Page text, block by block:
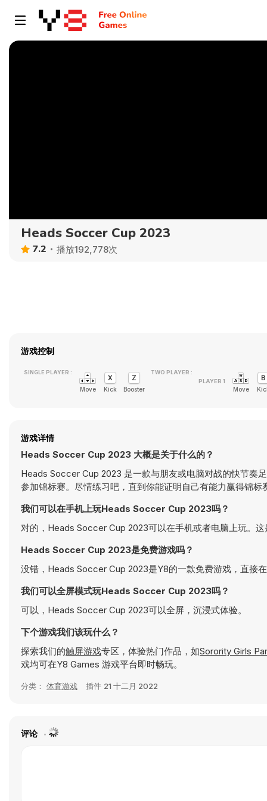
Heads Soccer Cup 2023
7.2 播放192,778次
游戏控制
SINGLE PLAYER :
Move Kick Booster
TWO PLAYER :
Move
游戏详情
Heads Soccer Cup 2023 大概是关于什么的？
Heads Soccer Cup 2023 是一款与朋友或电脑对战的快节奏
参加锦标赛。尽情练习吧，直到你能证明自己有能力赢得锦标
我们可以在手机上玩Heads Soccer Cup 2023吗？
对的，Heads Soccer Cup 2023可以在手机或者电脑上玩。
Heads Soccer Cup 2023是免费游戏吗？
没错，Heads Soccer Cup 2023是Y8的一款免费游戏，直接
我们可以全屏模式玩Heads Soccer Cup 2023吗？
可以，Heads Soccer Cup 2023可以全屏，沉浸式体验。
下个游戏我们该玩什么？
探索我们的触屏游戏专区，体验热门作品，如Sorority Girls
戏均可在Y8 Games 游戏平台即时畅玩。
分类： 体育游戏 插件 21 十二月 2022
评论